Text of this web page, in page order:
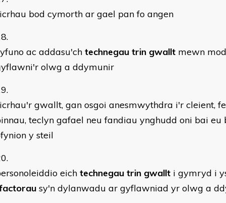
bod cymorth ar gael pan fo angen
ac addasu'ch technegau trin gwallt mewn
olwg a ddymunir
gwallt, gan osgoi anesmwythdra i'r cleient,
teclyn gafael neu fandiau ynghudd oni bai eu
y steil
eich technegau trin gwallt i gymryd i
sy'n dylanwadu ar gyflawniad yr olwg a